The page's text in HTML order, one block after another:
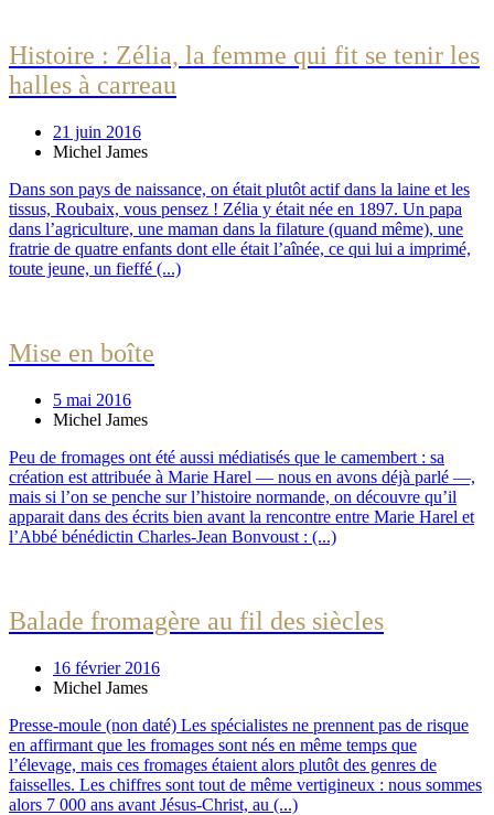
Histoire : Zélia, la femme qui fit se tenir les
halles à carreau
21 juin 2016
Michel James
Dans son pays de naissance, on était plutôt actif dans la laine et les
tissus, Roubaix, vous pensez ! Zélia y était née en 1897. Un papa
dans l’agriculture, une maman dans la filature (quand même), une
fratrie de quatre enfants dont elle était l’aînée, ce qui lui a imprimé,
toute jeune, un fieffé (...)
Mise en boîte
5 mai 2016
Michel James
Peu de fromages ont été aussi médiatisés que le camembert : sa
création est attribuée à Marie Harel — nous en avons déjà parlé —,
mais si l’on se penche sur l’histoire normande, on découvre qu’il
apparait dans des écrits bien avant la rencontre entre Marie Harel et
l’Abbé bénédictin Charles-Jean Bonvoust : (...)
Balade fromagère au fil des siècles
16 février 2016
Michel James
Presse-moule (non daté) Les spécialistes ne prennent pas de risque
en affirmant que les fromages sont nés en même temps que
l’élevage, mais ces fromages étaient alors plutôt des genres de
faisselles. Les chiffres sont tout de même vertigineux : nous sommes
alors 7 000 ans avant Jésus-Christ, au (...)